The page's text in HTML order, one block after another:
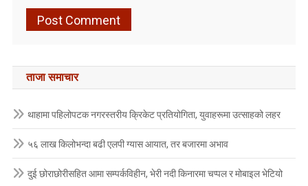
ताजा समाचार
थाहामा पहिलोपटक नगरस्तरीय क्रिकेट प्रतियोगिता, युवाहरूमा उत्साहको लहर
५६ लाख किलोभन्दा बढी एलपी ग्यास आयात, तर बजारमा अभाव
दुई छोराछोरीसहित आमा सम्पर्कविहीन, भेरी नदी किनारमा चप्पल र मोबाइल भेटियो